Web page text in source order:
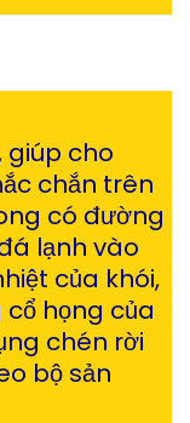
giúp cho
chắn trên
có đường
lạnh vào
của khói,
họng của
chén rời
bộ sản